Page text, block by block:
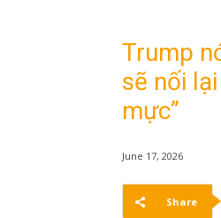
Trump
sẽ nối
mực”
June 17, 2026
Share